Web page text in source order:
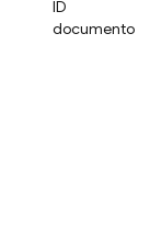
ID
documento